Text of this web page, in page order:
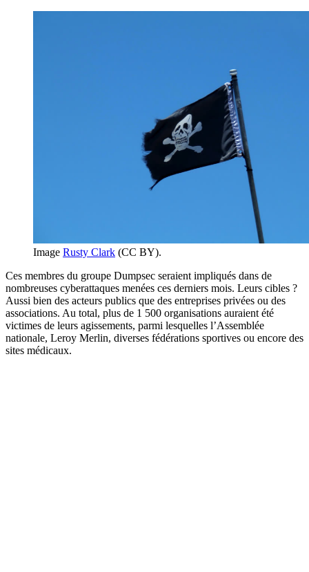
Image Rusty Clark (CC BY).
Ces membres du groupe Dumpsec seraient impliqués dans de
nombreuses cyberattaques menées ces derniers mois. Leurs cibles ?
Aussi bien des acteurs publics que des entreprises privées ou des
associations. Au total, plus de 1 500 organisations auraient été
victimes de leurs agissements, parmi lesquelles l’Assemblée
nationale, Leroy Merlin, diverses fédérations sportives ou encore des
sites médicaux.